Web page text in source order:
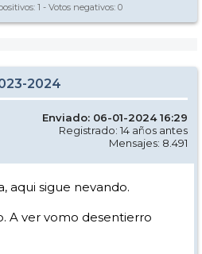
1 - Votos negativos: 0
2024
Enviado: 06-01-2024 16:29
Registrado: 14 años antes
Mensajes: 8.491
aqui sigue nevando.
A ver vomo desentierro